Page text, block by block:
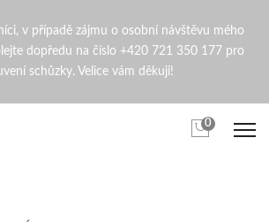
podmínky |
v případě zájmu o osobní návštěvu mého
dopředu na číslo +420 721 350 177 pro
schůzky. Velice vám děkuji!
0